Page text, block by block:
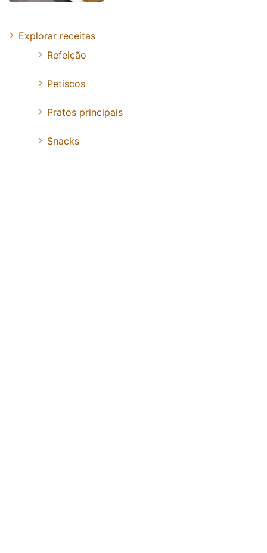
Explorar receitas
Refeição
Petiscos
Pratos principais
Snacks